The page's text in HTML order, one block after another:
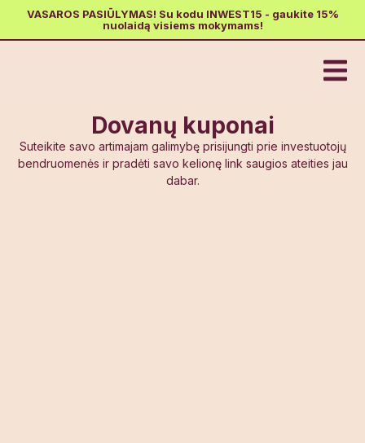
VASAROS PASIŪLYMAS! Su kodu INWEST15 - gaukite 15%
nuolaidą visiems mokymams!
Dovanų kuponai
Suteikite savo artimajam galimybę prisijungti prie investuotojų
bendruomenės ir pradėti savo kelionę link saugios ateities jau
dabar.